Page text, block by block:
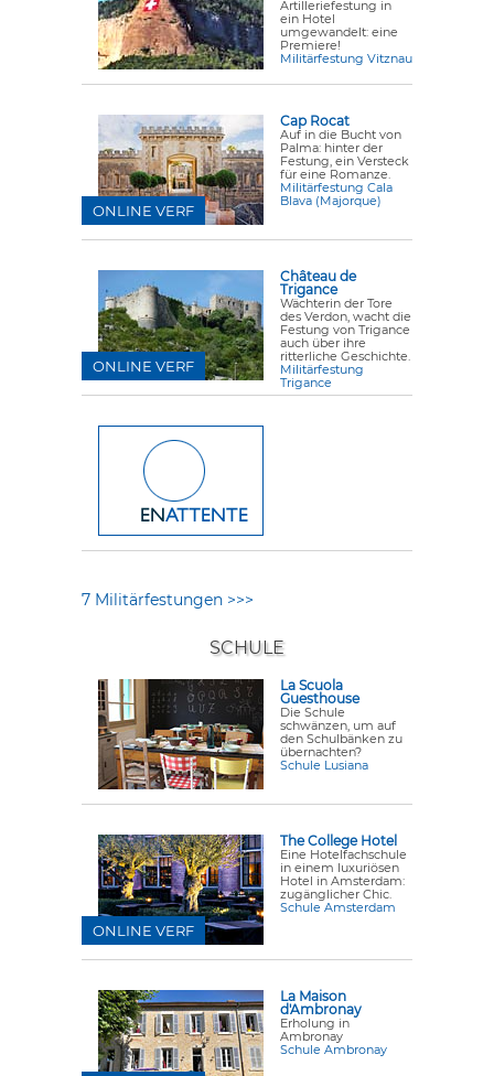
Artilleriefestung in
ein Hotel
umgewandelt: eine
Premiere!
Militärfestung Vitznau
Cap Rocat
Auf in die Bucht von
Palma: hinter der
Festung, ein Versteck
für eine Romanze.
Militärfestung Cala
Blava (Majorque)
ONLINE VERF
Château de
Trigance
Wächterin der Tore
des Verdon, wacht die
Festung von Trigance
auch über ihre
ritterliche Geschichte.
Militärfestung
Trigance
ONLINE VERF
7 Militärfestungen >>>
SCHULE
La Scuola
Guesthouse
Die Schule
schwänzen, um auf
den Schulbänken zu
übernachten?
Schule Lusiana
The College Hotel
Eine Hotelfachschule
in einem luxuriösen
Hotel in Amsterdam:
zugänglicher Chic.
Schule Amsterdam
ONLINE VERF
La Maison
d'Ambronay
Erholung in
Ambronay
Schule Ambronay